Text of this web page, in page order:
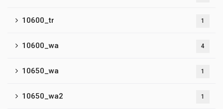
10600_tr 1
10600_wa 4
10650_wa 1
10650_wa2 1